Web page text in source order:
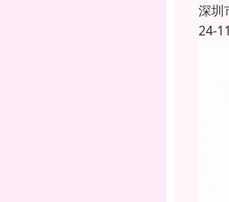
深圳
24-